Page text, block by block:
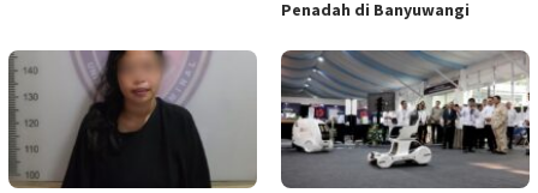
Penadah di Banyuwangi